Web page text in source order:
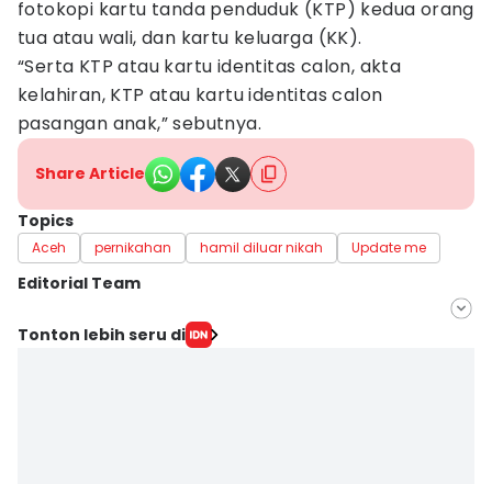
fotokopi kartu tanda penduduk (KTP) kedua orang
tua atau wali, dan kartu keluarga (KK).
“Serta KTP atau kartu identitas calon, akta
kelahiran, KTP atau kartu identitas calon
pasangan anak,” sebutnya.
Share Article
Topics
Aceh pernikahan hamil diluar nikah Update me
Editorial Team
Editor
Tonton lebih seru di